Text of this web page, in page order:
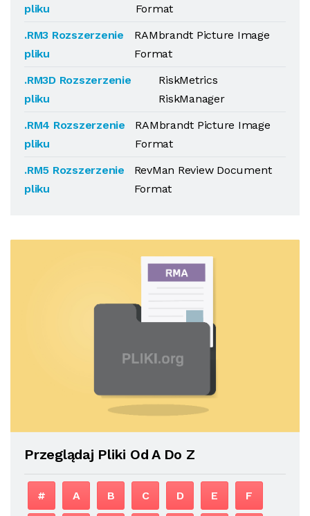
pliku
Format
.RM3 Rozszerzenie
pliku
RAMbrandt Picture Image
Format
.RM3D Rozszerzenie
pliku
RiskMetrics
RiskManager
.RM4 Rozszerzenie
pliku
RAMbrandt Picture Image
Format
.RM5 Rozszerzenie
pliku
RevMan Review Document
Format
Przeglądaj Pliki Od A Do Z
# A B C D E F